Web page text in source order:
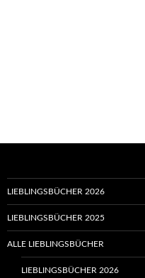
LIEBLINGSBÜCHER 2026
LIEBLINGSBÜCHER 2025
ALLE LIEBLINGSBÜCHER
LIEBLINGSBÜCHER 2026